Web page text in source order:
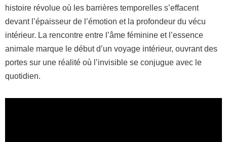
histoire révolue où les barrières temporelles s’effacent
devant l’épaisseur de l’émotion et la profondeur du vécu
intérieur. La rencontre entre l’âme féminine et l’essence
animale marque le début d’un voyage intérieur, ouvrant des
portes sur une réalité où l’invisible se conjugue avec le
quotidien.